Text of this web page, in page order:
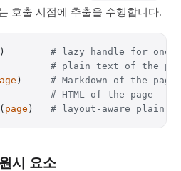
호출 시점에 추출을 수행합니다.
) # lazy handle for one
# plain text of the
) # Markdown of the page
# HTML of the page
( page ) # layout-aware plain
시 요소